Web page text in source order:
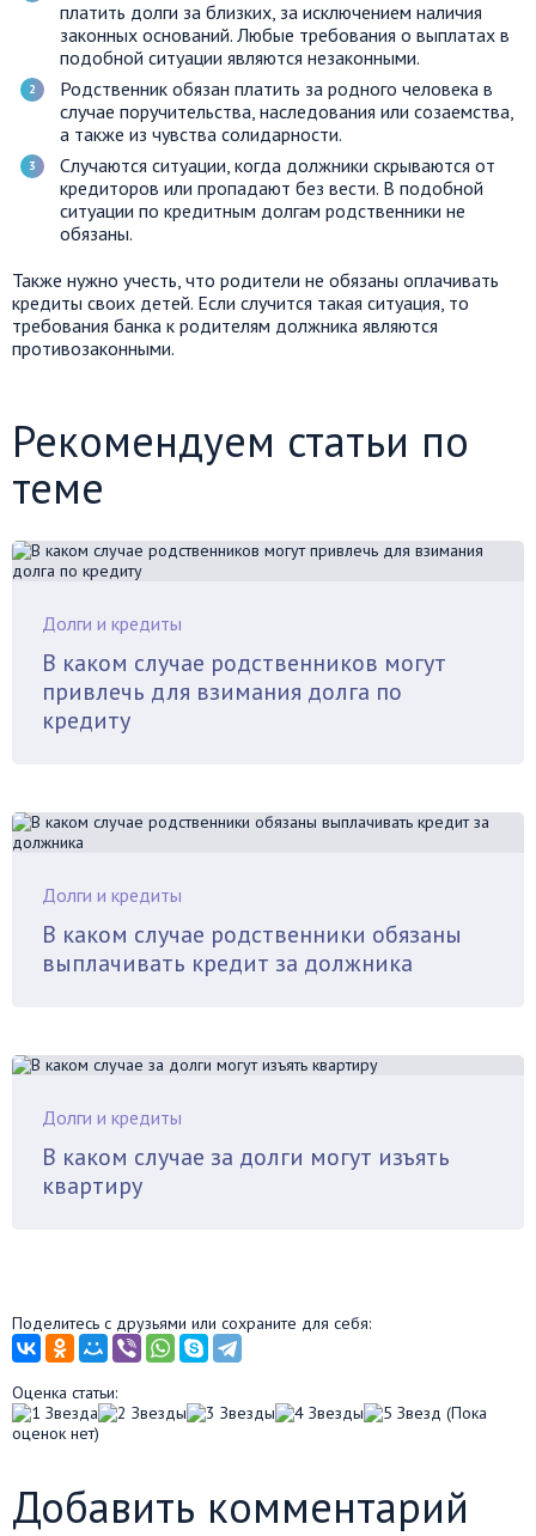
платить долги за близких, за исключением наличия
законных оснований. Любые требования о выплатах в
подобной ситуации являются незаконными.
Родственник обязан платить за родного человека в
случае поручительства, наследования или созаемства,
а также из чувства солидарности.
Случаются ситуации, когда должники скрываются от
кредиторов или пропадают без вести. В подобной
ситуации по кредитным долгам родственники не
обязаны.
Также нужно учесть, что родители не обязаны оплачивать
кредиты своих детей. Если случится такая ситуация, то
требования банка к родителям должника являются
противозаконными.
Рекомендуем статьи по
теме
Долги и кредиты
В каком случае родственников могут
привлечь для взимания долга по
кредиту
Долги и кредиты
В каком случае родственники обязаны
выплачивать кредит за должника
Долги и кредиты
В каком случае за долги могут изъять
квартиру
Поделитесь с друзьями или сохраните для себя:
Оценка статьи:
(Пока
оценок нет)
Добавить комментарий